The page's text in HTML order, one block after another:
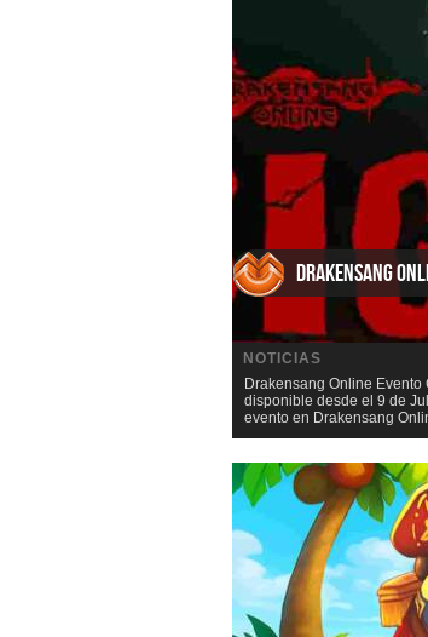
Drakensang
NOTICIAS
Drakensang Online
disponible desde el 9 de
evento en Drakensang